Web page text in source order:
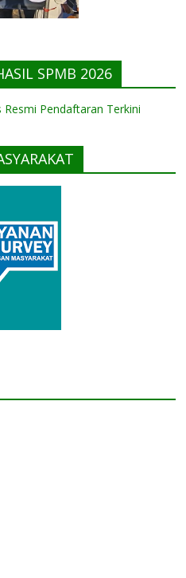
SPMB 2026
Pendaftaran Terkini